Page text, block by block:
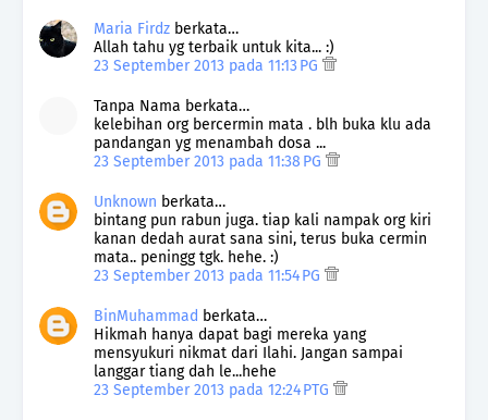
Maria Firdz berkata…
Allah tahu yg terbaik untuk kita... :)
23 September 2013 pada 11:13 PG
Tanpa Nama berkata…
kelebihan org bercermin mata . blh buka klu ada
pandangan yg menambah dosa ...
23 September 2013 pada 11:38 PG
Unknown berkata…
bintang pun rabun juga. tiap kali nampak org kiri
kanan dedah aurat sana sini, terus buka cermin
mata.. peningg tgk. hehe. :)
23 September 2013 pada 11:54 PG
BinMuhammad berkata…
Hikmah hanya dapat bagi mereka yang
mensyukuri nikmat dari Ilahi. Jangan sampai
langgar tiang dah le...hehe
23 September 2013 pada 12:24 PTG